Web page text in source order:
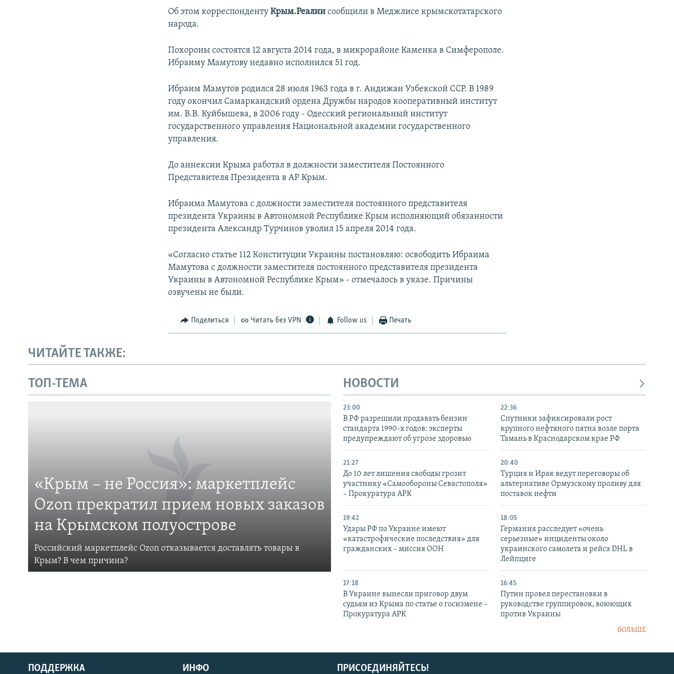
Об этом корреспондентуКрым.Реалиисообщили в Меджлисе крымскотатарского
народа.
Похороны состоятся 12 августа 2014 года, в микрорайоне Каменка в Симферополе.
Ибраиму Мамутову недавно исполнился 51 год.
Ибраим Мамутов родился 28 июля 1963 года в г. Андижан Узбекской ССР. В 1989
году окончил Самаркандский ордена Дружбы народов кооперативный институт
им. В.В. Куйбышева, в 2006 году - Одесский региональный институт
государственного управления Национальной академии государственного
управления.
До аннексии Крыма работал в должности заместителя Постоянного
Представителя Президента в АР Крым.
Ибраима Мамутова с должности заместителя постоянного представителя
президента Украины в Автономной Республике Крым исполняющий обязанности
президента Александр Турчинов уволил 15 апреля 2014 года.
«Согласно статье 112 Конституции Украины постановляю: освободить Ибраима
Мамутова с должности заместителя постоянного представителя президента
Украины в Автономной Республике Крым» - отмечалось в указе. Причины
озвучены не были.
Поделиться Читать без VPN Follow us Печать
ЧИТАЙТЕ ТАКЖЕ:
ТОП-ТЕМА
«Крым – не Россия»: маркетплейс
Ozon прекратил прием новых заказов
на Крымском полуострове
Российский маркетплейс Ozon отказывается доставлять товары в
Крым? В чем причина?
НОВОСТИ
23:00
В РФ разрешили продавать бензин
стандарта 1990-х годов: эксперты
предупреждают об угрозе здоровью
22:36
Спутники зафиксировали рост
крупного нефтяного пятна возле порта
Тамань в Краснодарском крае РФ
21:27
До 10 лет лишения свободы грозит
участнику «Самообороны Севастополя»
– Прокуратура АРК
20:40
Турция и Ирак ведут переговоры об
альтернативе Ормузскому проливу для
поставок нефти
19:42
Удары РФ по Украине имеют
«катастрофические последствия» для
гражданских – миссия ООН
18:05
Германия расследует «очень
серьезные» инциденты около
украинского самолета и рейса DHL в
Лейпциге
17:18
В Украине вынесли приговор двум
судьям из Крыма по статье о госизмене –
Прокуратура АРК
16:45
Путин провел перестановки в
руководстве группировок, воюющих
против Украины
БОЛЬШЕ
ПРИСОЕДИНЯЙТЕСЬ!
ПОДДЕРЖКА ИНФО